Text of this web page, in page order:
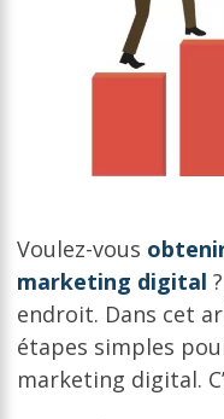
Voulez-vous
marketing digital
endroit. Dans cet
étapes simples
marketing digital.